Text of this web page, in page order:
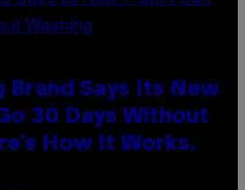
Brand Says Its New
30 Days Without
How It Works.